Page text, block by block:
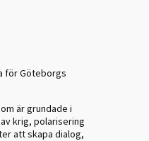
för Göteborgs
är grundade i
krig, polarisering
att skapa dialog,